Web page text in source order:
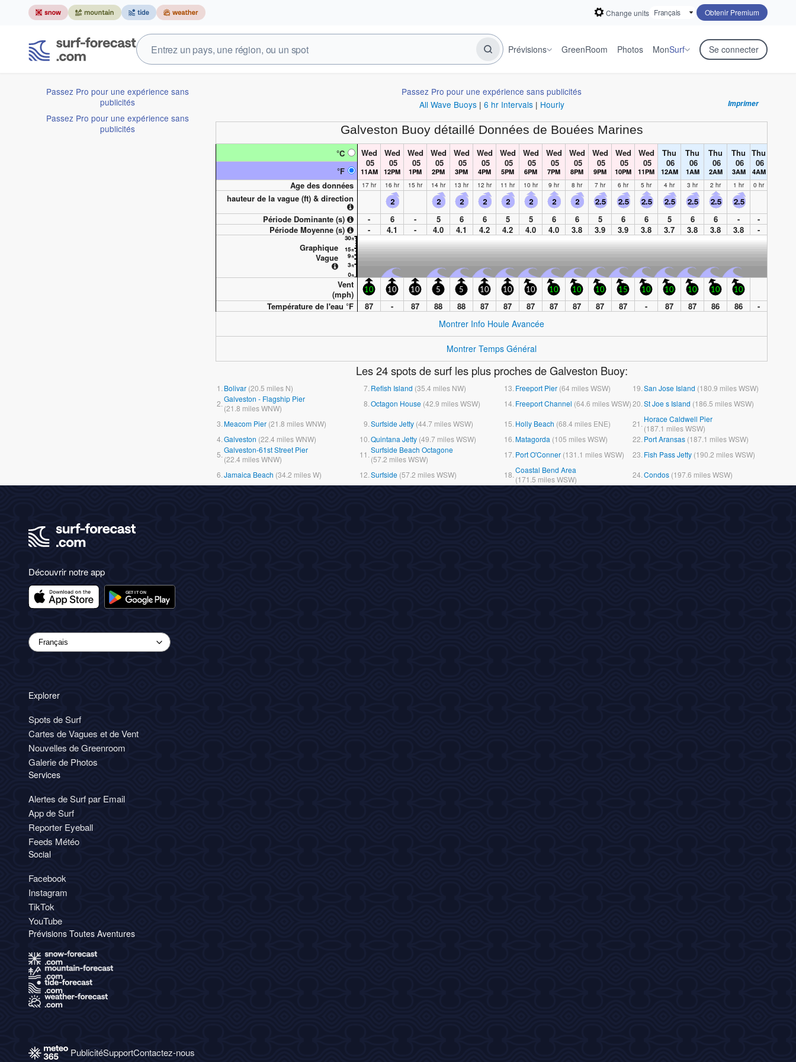
Change units Obtenir Premium
Prévisions GreenRoom Photos MonSurf Se connecter
Passez Pro pour une expérience sans
publicités
Passez Pro pour une expérience sans
publicités
Passez Pro pour une expérience sans publicités
All Wave Buoys| 6 hr Intervals| Hourly Imprimer
Galveston Buoydétaillé Données de Bouées Marines
°C
Wed
05
11AM
Wed
05
12PM
Wed
05
1PM
Wed
05
2PM
Wed
05
3PM
Wed
05
4PM
Wed
05
5PM
Wed
05
6PM
Wed
05
7PM
Wed
05
8PM
Wed
05
9PM
Wed
05
10PM
Wed
05
11PM
Thu
06
12AM
Thu
06
1AM
Thu
06
2AM
Thu
06
3AM
Thu
06
4AM
°F
Age des données
17 hr 16 hr 15 hr 14 hr 13 hr 12 hr 11 hr 10 hr 9 hr 8 hr 7 hr 6 hr 5 hr 4 hr 3 hr 2 hr 1 hr 0 hr
hauteur de la vague (ft) & direction
Période Dominante (s)
- 6 - 5 6 6 5 5 6 6 5 6 6 5 6 6 -
-
Période Moyenne (s)
- 4.1 - 4.0 4.1 4.2 4.2 4.0 4.0 3.8 3.9 3.9 3.8 3.7 3.8 3.8 3.8
-
Graphique
Vague
Vent
(mph) 10 10 10 5 5 10 10 10 10 10 10 15 10 10 10 10 10
Température de l'eau °F 87 - 87 88 88 87 87 87 87 87 87 87 - 87 87 86 86 -
Montrer Info Houle Avancée
Montrer Temps Général
Les 24 spots de surf les plus proches de Galveston Buoy:
1. Bolivar (20.5 miles N) 7. Refish Island (35.4 miles NW) 13. Freeport Pier (64 milesWSW) 19. San Jose Island (180.9 milesWSW)
2. Galveston - Flagship Pier
(21.8 milesWNW) 8. Octagon House (42.9 milesWSW) 14. Freeport Channel (64.6 milesWSW)20. St Joe s Island (186.5 milesWSW)
3. Meacom Pier (21.8 milesWNW) 9. Surfside Jetty (44.7 milesWSW) 15. Holly Beach (68.4 miles ENE) 21. Horace Caldwell Pier
(187.1 milesWSW)
4. Galveston (22.4 milesWNW) 10. Quintana Jetty (49.7 milesWSW) 16. Matagorda (105 milesWSW) 22. Port Aransas (187.1 milesWSW)
5. Galveston-61st Street Pier
(22.4 milesWNW) 11. Surfside Beach Octagone
(57.2 milesWSW) 17. Port O'Conner (131.1 milesWSW) 23. Fish Pass Jetty (190.2 milesWSW)
6. Jamaica Beach (34.2 milesW) 12. Surfside (57.2 milesWSW) 18. Coastal Bend Area
(171.5 milesWSW) 24. Condos (197.6 milesWSW)
Découvrir notre app
Explorer
Spots de Surf
Cartes de Vagues et de Vent
Nouvelles de Greenroom
Galerie de Photos
Services
Alertes de Surf par Email
App de Surf
Reporter Eyeball
Feeds Météo
Social
Facebook
Instagram
TikTok
YouTube
Prévisions Toutes Aventures
PublicitéSupportContactez-nous